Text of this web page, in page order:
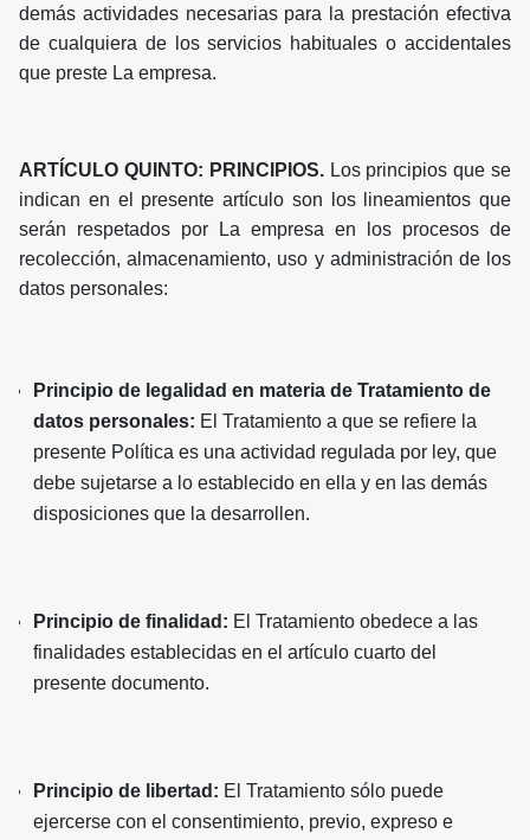
demás actividades necesarias para la prestación efectiva
de cualquiera de los servicios habituales o accidentales
que preste La empresa.
ARTÍCULO QUINTO: PRINCIPIOS.Los principios que se
indican en el presente artículo son los lineamientos que
serán respetados por La empresa en los procesos de
recolección, almacenamiento, uso y administración de los
datos personales:
Principio de legalidad en materia de Tratamiento de
datos personales: El Tratamiento a que se refiere la
presente Política es una actividad regulada por ley, que
debe sujetarse a lo establecido en ella y en las demás
disposiciones que la desarrollen.
Principio de finalidad: El Tratamiento obedece a las
finalidades establecidas en el artículo cuarto del
presente documento.
Principio de libertad: El Tratamiento sólo puede
ejercerse con el consentimiento, previo, expreso e